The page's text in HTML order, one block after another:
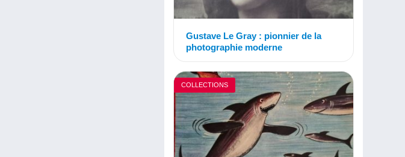
Gustave Le Gray : pionnier de la
photographie moderne
COLLECTIONS